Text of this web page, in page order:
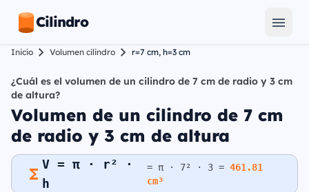
Cilindro
Inicio Volumen cilindro r=7 cm, h=3 cm
¿Cuál es el volumen de un cilindro de 7 cm de radio y 3 cm
de altura?
Volumen de un cilindro de 7 cm
de radio y 3 cm de altura
V = π · r² ·
h
= π · 7² · 3 =461.81
cm³